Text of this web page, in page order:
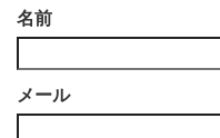
名前
メール